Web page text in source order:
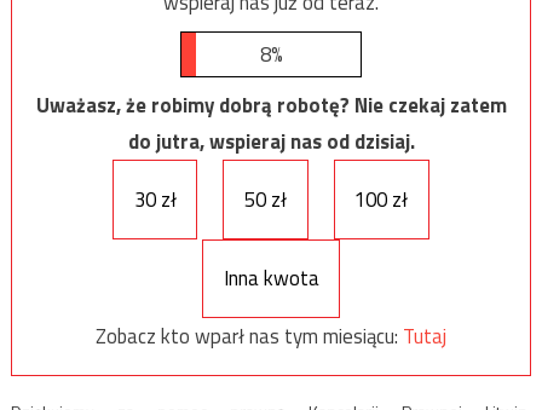
8%
Uważasz, że robimy dobrą robotę? Nie czekaj zatem
do jutra, wspieraj nas od dzisiaj.
30 zł
50 zł 100 zł
Inna kwota
Zobacz kto wparł nas tym miesiącu: Tutaj